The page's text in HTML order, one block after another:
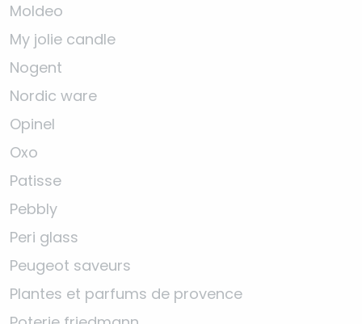
Moldeo
My jolie candle
Nogent
Nordic ware
Opinel
Oxo
Patisse
Pebbly
Peri glass
Peugeot saveurs
Plantes et parfums de provence